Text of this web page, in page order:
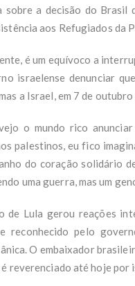
sobre a decisão do Brasil
aos Refugiados da
é um equívoco a
israelense denunciar
a Israel, em 7 de outubro
o mundo rico
palestinos, eu fico
do coração solidário
uma guerra, mas um
de Lula gerou reações
reconhecido pelo
O embaixador
reverenciado até hoje por